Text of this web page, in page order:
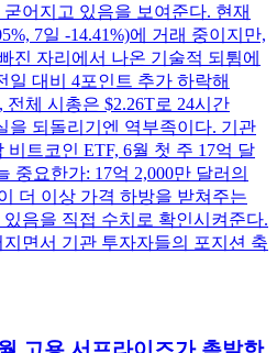
어지고 있음을 보여준다. 현재
7일 -14.41%)에 거래 중이지만,
진 자리에서 나온 기술적 되튐에
일 대비 4포인트 추가 하락해
전체 시총은 $2.26T로 24시간
을 되돌리기엔 역부족이다. 기관
트코인 ETF, 6월 첫 주 17억 달
중요한가: 17억 2,000만 달러의
더 이상 가격 하방을 받쳐주는
음을 직접 수치로 확인시켜준다.
면서 기관 투자자들의 포지션 축